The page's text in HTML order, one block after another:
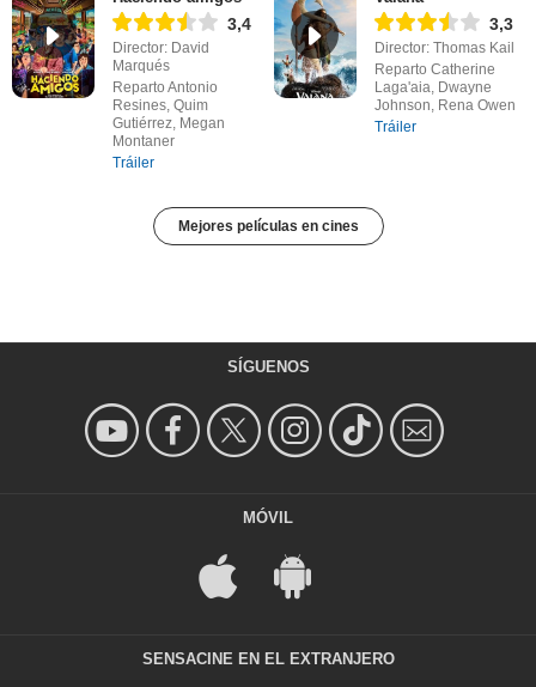
3,4
Director: David
Marqués
Reparto Antonio
Resines, Quim
Gutiérrez, Megan
Montaner
Tráiler
3,3
Director: Thomas Kail
Reparto Catherine
Laga'aia, Dwayne
Johnson, Rena Owen
Tráiler
Mejores películas en cines
SÍGUENOS
MÓVIL
SENSACINE EN EL EXTRANJERO